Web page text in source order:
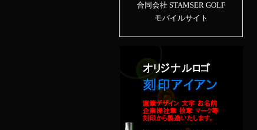
合同会社 STAMSER GOLF
モバイルサイト